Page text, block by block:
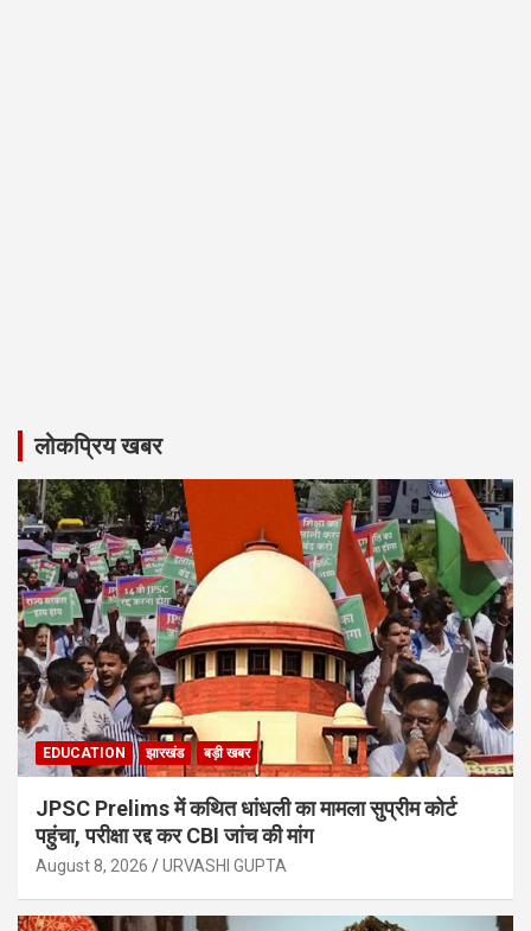
लोकप्रिय खबर
EDUCATION झारखंड बड़ी खबर
JPSC Prelims में कथित धांधली का मामला सुप्रीम कोर्ट
पहुंचा, परीक्षा रद्द कर CBI जांच की मांग
August 8, 2026 URVASHI GUPTA